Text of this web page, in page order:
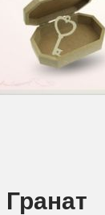
Гранат